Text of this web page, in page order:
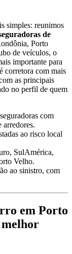
simples: reunimos
de
Porto
de veículos, o
importante para
corretora com mais
as principais
no perfil de quem
seguradoras com
arredores.
ao risco local
SulAmérica,
Velho.
ao sinistro, com
em Porto